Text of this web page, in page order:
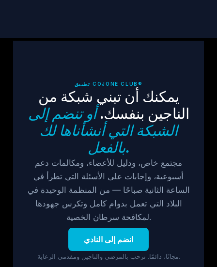
تطبيق COJONE CLUB®
يمكنك أن تبني شبكة من
الناجين بنفسك.أو تنضم إلى
الشبكة التي أنشأناها لك
بالفعل.
مجتمع خاص، ودليل للأعضاء، ومكالمات دعم
أسبوعية، وإجابات على الأسئلة التي تطرأ في
الساعة الثانية صباحًا — من المنظمة الوحيدة في
البلاد التي تعمل بدوام كامل وتكرس جهودها
لمكافحة سرطان الخصية.
انضم إلى النادي
مجانًا، دائمًا. نرحب بالمرضى والناجين ومقدمي الرعاية.